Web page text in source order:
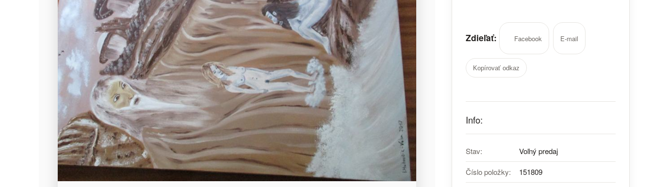
Zdieľať: Facebook E-mail
Kopírovať odkaz
Info:
Stav: Voľný predaj
Číslo položky: 151809